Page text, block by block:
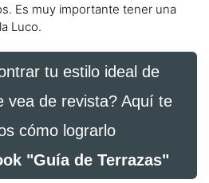
Es muy importante tener una
Luco.
tu estilo ideal de
vea de revista? Aquí te
cómo lograrlo
"Guía de Terrazas"